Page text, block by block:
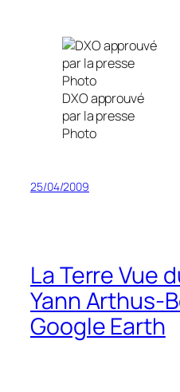
DXO approuvé
par la presse
Photo
25/04/2009
La Terre Vue
Yann Arthus-
Google Earth